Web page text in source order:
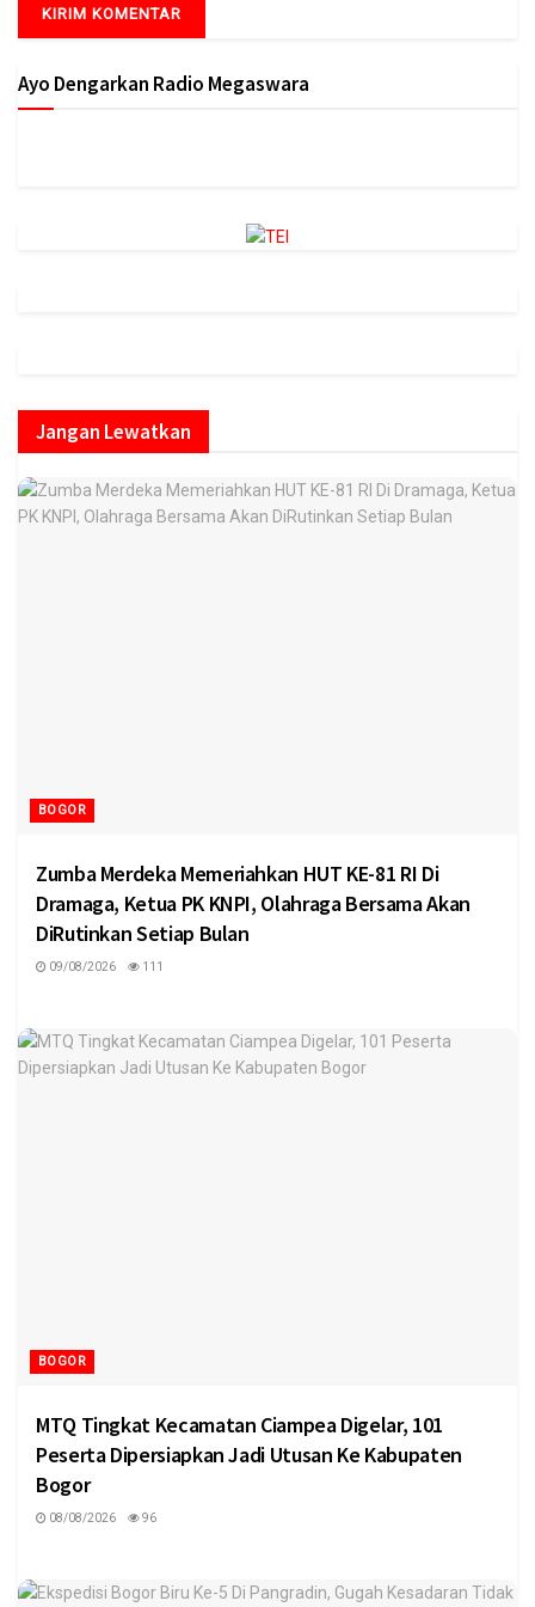
Ayo Dengarkan Radio Megaswara
Jangan Lewatkan
BOGOR
Zumba Merdeka Memeriahkan HUT KE-81 RI Di
Dramaga, Ketua PK KNPI, Olahraga Bersama Akan
DiRutinkan Setiap Bulan
09/08/2026 111
BOGOR
MTQ Tingkat Kecamatan Ciampea Digelar, 101
Peserta Dipersiapkan Jadi Utusan Ke Kabupaten
Bogor
08/08/2026 96